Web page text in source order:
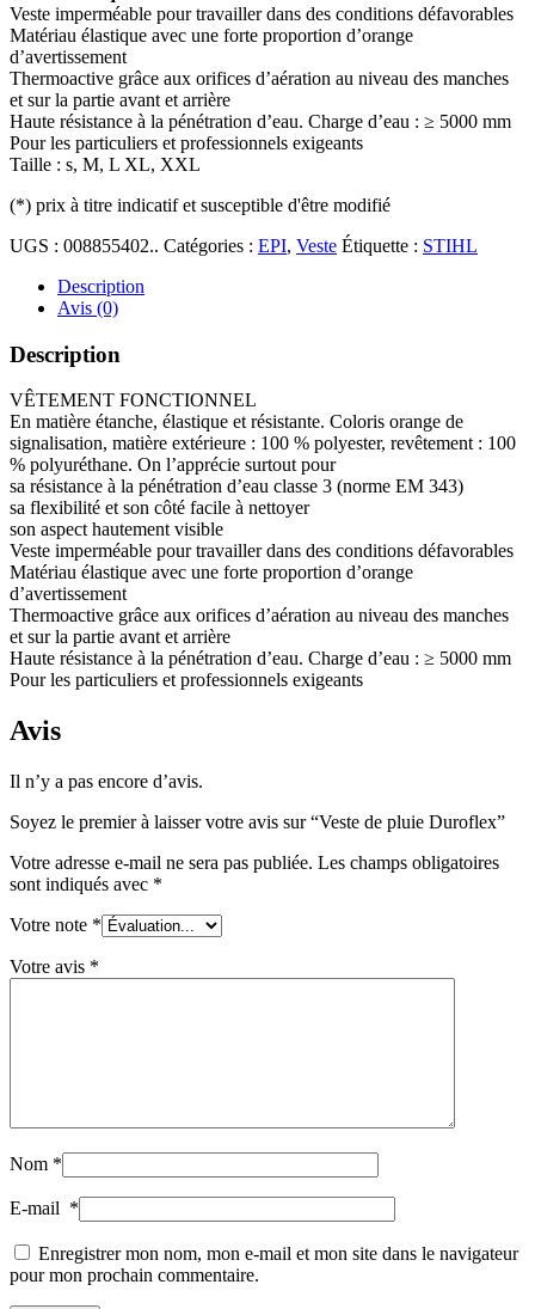
Veste imperméable pour travailler dans des conditions défavorables
Matériau élastique avec une forte proportion d’orange
d’avertissement
Thermoactive grâce aux orifices d’aération au niveau des manches
et sur la partie avant et arrière
Haute résistance à la pénétration d’eau. Charge d’eau : ≥ 5000 mm
Pour les particuliers et professionnels exigeants
Taille : s, M, L XL, XXL
(*) prix à titre indicatif et susceptible d'être modifié
UGS : 008855402.. Catégories : EPI, Veste Étiquette : STIHL
Description
Avis (0)
Description
VÊTEMENT FONCTIONNEL
En matière étanche, élastique et résistante. Coloris orange de
signalisation, matière extérieure : 100 % polyester, revêtement : 100
% polyuréthane. On l’apprécie surtout pour
sa résistance à la pénétration d’eau classe 3 (norme EM 343)
sa flexibilité et son côté facile à nettoyer
son aspect hautement visible
Veste imperméable pour travailler dans des conditions défavorables
Matériau élastique avec une forte proportion d’orange
d’avertissement
Thermoactive grâce aux orifices d’aération au niveau des manches
et sur la partie avant et arrière
Haute résistance à la pénétration d’eau. Charge d’eau : ≥ 5000 mm
Pour les particuliers et professionnels exigeants
Avis
Il n’y a pas encore d’avis.
Soyez le premier à laisser votre avis sur “Veste de pluie Duroflex”
Votre adresse e-mail ne sera pas publiée. Les champs obligatoires
sont indiqués avec *
Votre note *
Votre avis *
Nom *
E-mail *
Enregistrer mon nom, mon e-mail et mon site dans le navigateur
pour mon prochain commentaire.